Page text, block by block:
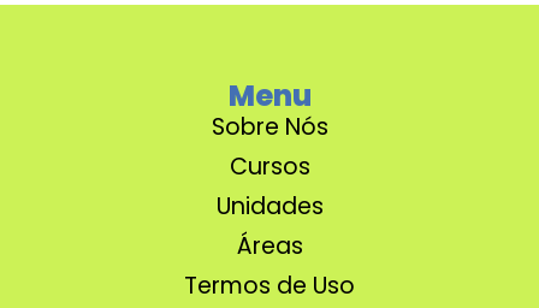
Menu
Sobre Nós
Cursos
Unidades
Áreas
Termos de Uso